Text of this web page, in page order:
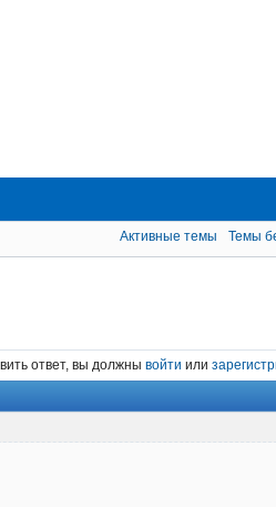
Активные темы Темы
ответ, вы должны войти или